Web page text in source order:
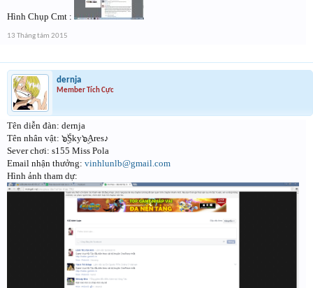
Hình Chụp Cmt :
13 Tháng tám 2015
dernja
Member Tích Cực
Tên diễn đàn: dernja
Tên nhân vật: ๖ۣۜSky๖ۣAres♪
Sever chơi: s155 Miss Pola
Email nhận thưởng: vinhlunlb@gmail.com
Hình ảnh tham dự: